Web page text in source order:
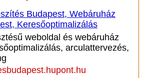
Budapest, Webáruház
Keresőoptimalizálás
weboldal és webáruház
arculattervezés,